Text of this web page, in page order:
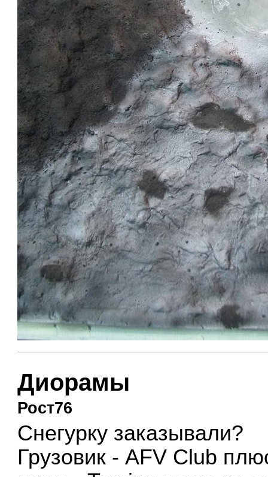
Диорамы
Рост76
Снегурку заказывали?
Грузовик - AFV Club